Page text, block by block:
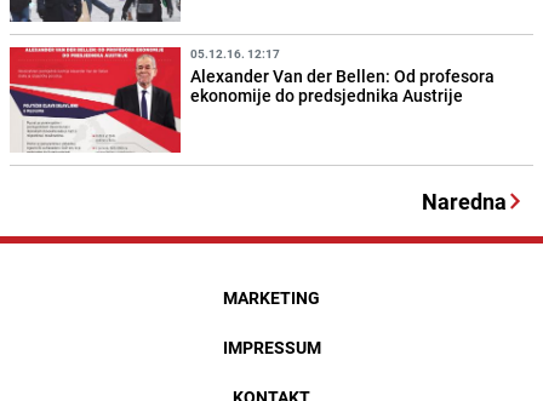
05.12.16. 12:17
Alexander Van der Bellen: Od profesora
ekonomije do predsjednika Austrije
Naredna
MARKETING
IMPRESSUM